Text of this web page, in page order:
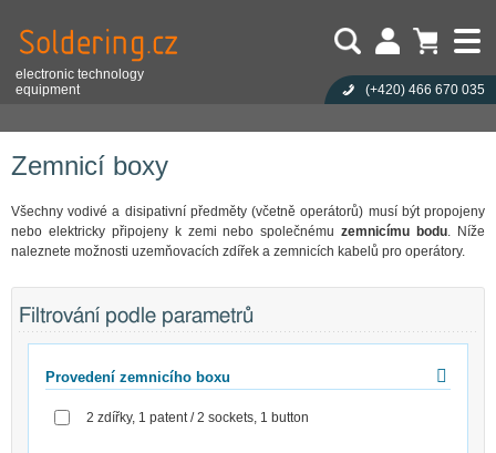
Zemnicí boxy
Všechny vodivé a disipativní předměty (včetně operátorů) musí být propojeny
nebo elektricky připojeny k zemi nebo společnémuzemnicímu bodu . Níže
naleznete možnosti uzemňovacích zdířek a zemnicích kabelů pro operátory.
Filtrování podle parametrů
Provedení zemnicího boxu
2 zdířky, 1 patent / 2 sockets, 1 button
electronic technology
equipment
(+420) 466 670 035
Nákupní košík je prázdný!
Počet produktů:0
Heslo: